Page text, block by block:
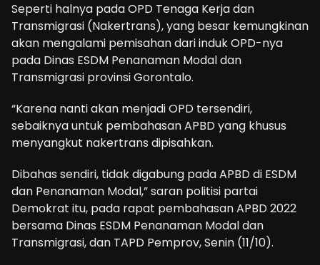
Seperti halnya pada OPD Tenaga Kerja dan
Transmigrasi (Nakertrans), yang besar kemungkinan
akan mengalami pemisahan dari induk OPD-nya
pada Dinas ESDM Penanaman Modal dan
Transmigrasi provinsi Gorontalo.
“Karena nanti akan menjadi OPD tersendiri,
sebaiknya untuk pembahasan APBD yang khusus
menyangkut nakertrans dipisahkan.
Dibahas sendiri, tidak digabung pada APBD di ESDM
dan Penanaman Modal,” saran politisi partai
Demokrat itu, pada rapat pembahasan APBD 2022
bersama Dinas ESDM Penanaman Modal dan
Transmigrasi, dan TAPD Pemprov, Senin (11/10).